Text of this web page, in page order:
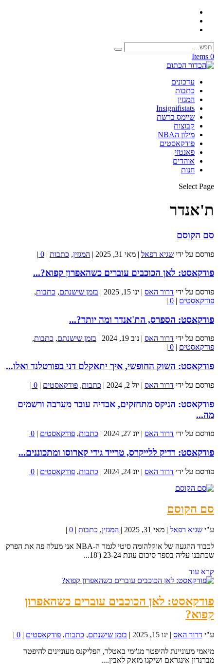
0 Items
עדכונים
כתבות
המגזין
Insignifistats
שיימס ברשת
קבוצות
מילון הNBA
פודקאסטים
פאנטזי
אוהדים
חנות
Select Page
ת'אנדר
סם הקוסם
פורסם על ידי שגיא רפאל | מאי 31, 2025 | המגזין, כתבות |
0
|
פודקאסט: לאן הכוכבים עוברים כשהאפרון קפוא?...
פורסם על ידי דרור האס | ינו 15, 2025 | בזמן שישנתם, כתבות,
פודקאסטים |
0
|
פודקאסט: הספרס, הת'אנדר ומה יותר?...
פורסם על ידי דרור האס נוב 19, 2024 בזמן שישנתם, כתבות,
פודקאסטים
0
פודקאסט: השוק החופשי, איך יתאקלם דני בפורטלנד ואלו...
פורסם על ידי דרור האס | יול 2, 2024 | כתבות, פודקאסטים |
0
|
פודקאסט: הניקס מתחזקים, אבדיה עובר מערבה ורשמים
מה...
פורסם על ידי דרור האס | יונ 27, 2024 | כתבות, פודקאסטים |
0
|
פודקאסט: רדיק ללייקרס, טרייד גידי קארוסו ומתכוננים...
פורסם על ידי דרור האס | יונ 24, 2024 | כתבות, פודקאסטים |
0
|
סם הקוסם
ע"י שגיא רפאל | מאי 31, 2025 | המגזין, כתבות |
0
|
לכבוד ההגעה של אוקלהומה סיטי לגמר ה-NBA אני מעלה פה את הפרק
שכתבנו עליה בספר סיכום עונת 23-24 ('18...
קרא עוד
פודקאסט: לאן הכוכבים עוברים כשהאפרון
קפוא?
ע"י דרור האס | ינו 15, 2025 | בזמן שישנתם, כתבות, פודקאסטים |
0
|
מיאמי מעוניינת להיפטר מג'ימי באטלר, הפליקנס מעוניינים להיפטר
מברנדון אינגראם ושיקגו מזאק לאבין....